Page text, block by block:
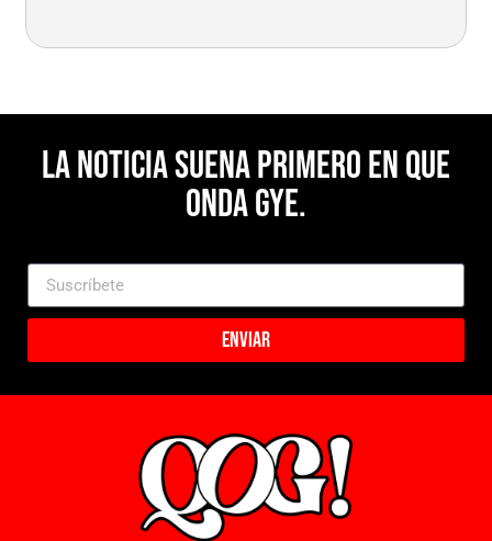
La noticia suena primero en Que
Onda Gye.
Enviar